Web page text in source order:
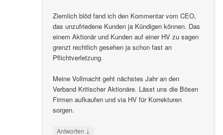
Ziemlich blöd fand ich den Kommentar vom CEO,
das unzufriedene Kunden ja Kündigen können. Das
einem Aktionär und Kunden auf einer HV zu sagen
grenzt rechtlich gesehen ja schon fast an
Pflichtverletzung.
Meine Vollmacht geht nächstes Jahr an den
Verband Kritischer Aktionäre. Lässt uns die Bösen
Firmen aufkaufen und via HV für Korrekturen
sorgen.
Antworten ↓